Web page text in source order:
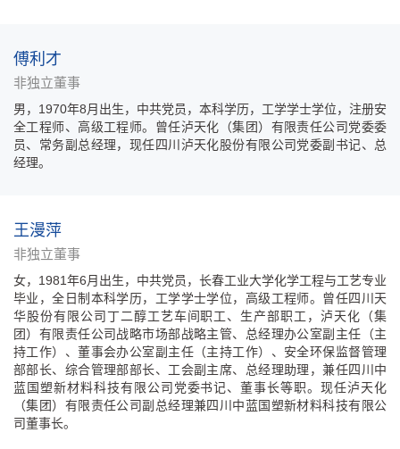
傅利才
非独立董事
男，1970年8月出生，中共党员，本科学历，工学学士学位，注册安
全工程师、高级工程师。曾任泸天化（集团）有限责任公司党委委
员、常务副总经理，现任四川泸天化股份有限公司党委副书记、总
经理。
王漫萍
非独立董事
女，1981年6月出生，中共党员，长春工业大学化学工程与工艺专业
毕业，全日制本科学历，工学学士学位，高级工程师。曾任四川天
华股份有限公司丁二醇工艺车间职工、生产部职工，泸天化（集
团）有限责任公司战略市场部战略主管、总经理办公室副主任（主
持工作）、董事会办公室副主任（主持工作）、安全环保监督管理
部部长、综合管理部部长、工会副主席、总经理助理，兼任四川中
蓝国塑新材料科技有限公司党委书记、董事长等职。现任泸天化
（集团）有限责任公司副总经理兼四川中蓝国塑新材料科技有限公
司董事长。